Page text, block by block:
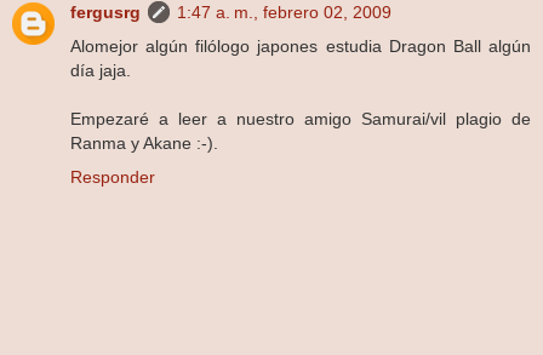
fergusrg
1:47 a. m., febrero 02, 2009
Alomejor algún filólogo japones estudia Dragon Ball algún
día jaja.
Empezaré a leer a nuestro amigo Samurai/vil plagio de
Ranma y Akane :-).
Responder